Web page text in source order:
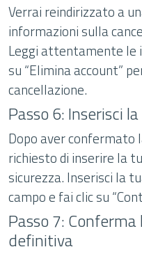
Verrai reindirizzato a
informazioni sulla
Leggi attentamente le
su “Elimina account”
cancellazione.
Passo 6: Inserisci
Dopo aver confermato
richiesto di inserire la
sicurezza. Inserisci la
campo e fai clic su
Passo 7:
definitiva